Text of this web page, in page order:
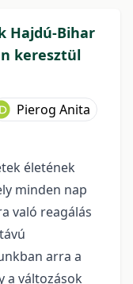
Hajdú-Bihar
keresztül
Pierog Anita
életének
minden nap
való reagálás
arra a
a változások